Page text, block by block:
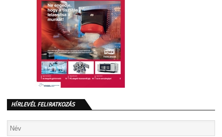
HÍRLEVÉL FELIRATKOZÁS